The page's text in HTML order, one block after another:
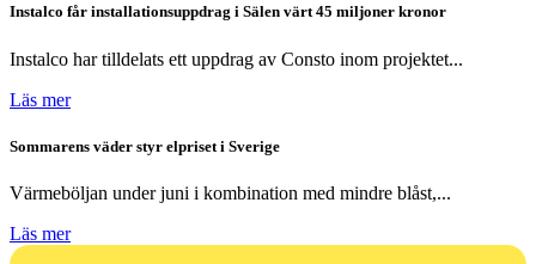
Instalco får installationsuppdrag i Sälen värt 45 miljoner kronor
Instalco har tilldelats ett uppdrag av Consto inom projektet...
Läs mer
Sommarens väder styr elpriset i Sverige
Värmeböljan under juni i kombination med mindre blåst,...
Läs mer